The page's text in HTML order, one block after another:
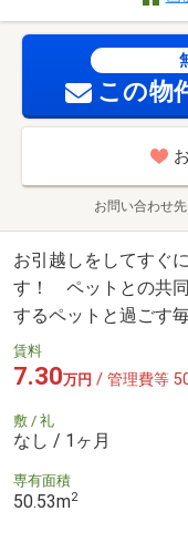
この物
お問い合わせ先
お引越しをしてすぐ
す！ ペットとの共
するペットと過ごす
賃料
7.30万円 / 管理費等
敷 / 礼
なし / 1ヶ月
専有面積
50.53m2